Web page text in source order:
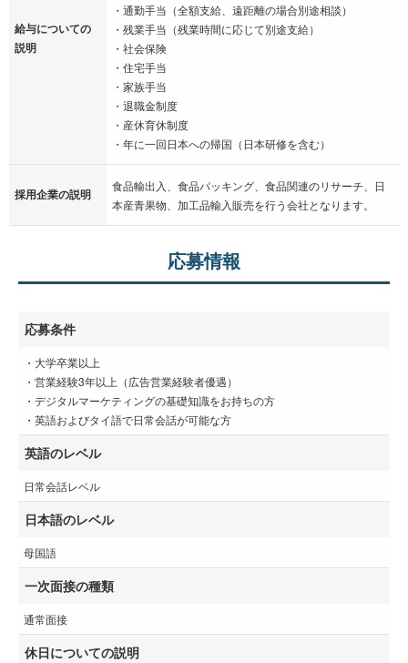
給与についての
説明
・通勤手当（全額支給、遠距離の場合別途相談）
・残業手当（残業時間に応じて別途支給）
・社会保険
・住宅手当
・家族手当
・退職金制度
・産休育休制度
・年に一回日本への帰国（日本研修を含む）
採用企業の説明
食品輸出入、食品パッキング、食品関連のリサーチ、日
本産青果物、加工品輸入販売を行う会社となります。
応募情報
応募条件
・大学卒業以上
・営業経験3年以上（広告営業経験者優遇）
・デジタルマーケティングの基礎知識をお持ちの方
・英語およびタイ語で日常会話が可能な方
英語のレベル
日常会話レベル
日本語のレベル
母国語
一次面接の種類
通常面接
休日についての説明